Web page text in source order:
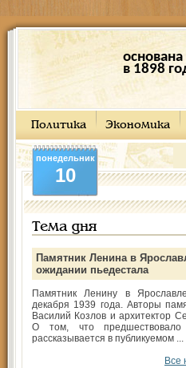
основана
в 1898
Политика Экономика
понедельник
10
Тема дня
Памятник Ленина в
ожидании пьедестала
Памятник Ленину в
декабря 1939 года. Авторы
Василий Козлов и архитектор
О том, что
рассказывается в публикуемом ...
Все